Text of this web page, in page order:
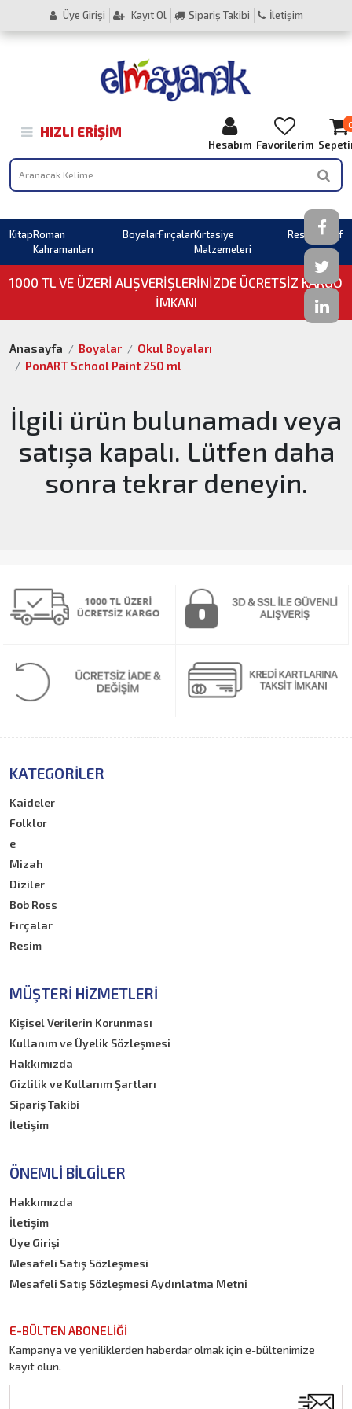
Üye Girişi Kayıt Ol Sipariş Takibi İletişim
HIZLI ERIŞIM
Hesabım Favorilerim
KitapRoman
Kahramanları
BoyalarFırçalarKırtasiye
Malzemeleri
Resim Sahaf
1000 TL VE ÜZERI ALIŞVERIŞLERINIZDE ÜCRETSİZ KARGO
İMKANI
Anasayfa Boyalar
Okul Boyaları
PonART School Paint 250 ml
İlgili ürün bulunamadı veya
satışa kapalı. Lütfen daha
sonra tekrar deneyin.
KATEGORILER
Kaideler
Folklor
e
Mizah
Diziler
Bob Ross
Fırçalar
Resim
MÜŞTERI HIZMETLERI
Kişisel Verilerin Korunması
Kullanım ve Üyelik Sözleşmesi
Hakkımızda
Gizlilik ve Kullanım Şartları
Sipariş Takibi
İletişim
ÖNEMLI BILGILER
Hakkımızda
İletişim
Üye Girişi
Mesafeli Satış Sözleşmesi
Mesafeli Satış Sözleşmesi Aydınlatma Metni
E-BÜLTEN ABONELİĞİ
Kampanya ve yeniliklerden haberdar olmak için e-bültenimize
kayıt olun.